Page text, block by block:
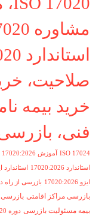
صلاحیت،
خرید بیمه
فنی، بازرسی
ISO 17024 آموزش 17020:2026
استاندارد 17020:2026 استاندارد ایزو
ایزو 17020:2026 بازرسی از راه
بازرسی مراکز اقامتی بازرسی
بیمه مسئولیت بازرسی دوره 17020 ویرایش 2026